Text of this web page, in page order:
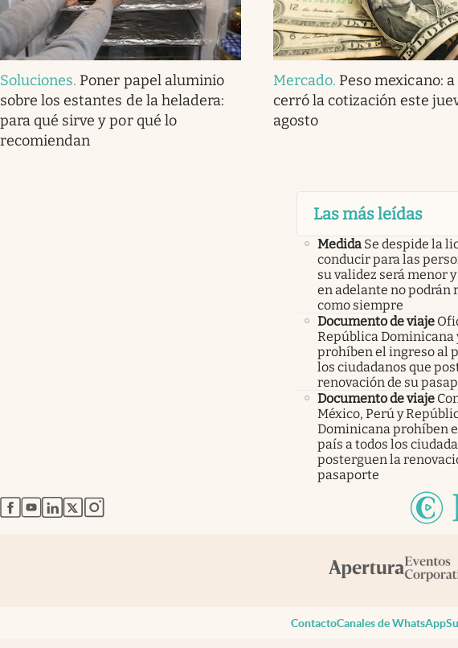
Soluciones. Poner papel aluminio
sobre los estantes de la heladera:
para qué sirve y por qué lo
recomiendan
Mercado. Peso mexicano:
cerró la cotización este
agosto
Las más leídas
Medida Se despide la
conducir para las
su validez será menor
en adelante no podrán
como siempre
Documento de viaje
República Dominicana
prohíben el ingreso al
los ciudadanos que
renovación de su
Documento de viaje
México, Perú y
Dominicana prohíben
país a todos los
posterguen la
pasaporte
abre en nueva pestaña
abre en nueva pestaña
abre en nueva pestaña
abre en nueva pestaña
abre en nueva pestaña
ContactoCanales de WhatsApp